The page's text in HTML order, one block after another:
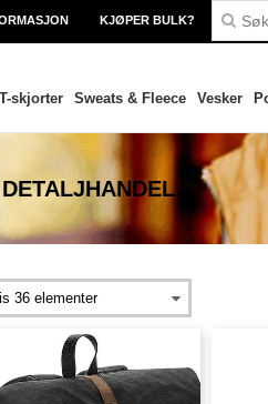
KJØPER BULK?
T-skjorter Sweats & Fleece Vesker